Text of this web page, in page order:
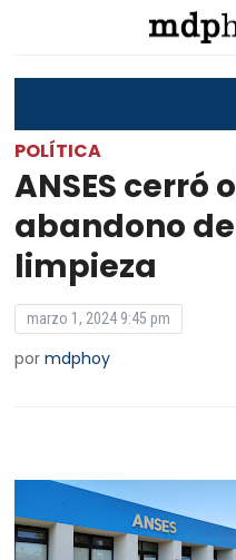
POLÍTICA
ANSES cerró
abandono
limpieza
marzo 1, 2024 9:45 pm
pormdphoy